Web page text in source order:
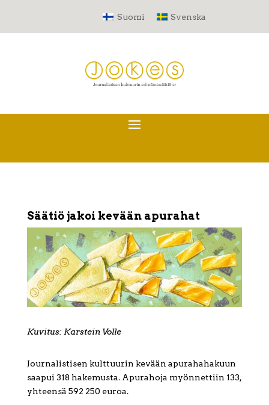
Suomi Svenska
Säätiö jakoi kevään apurahat
Kuvitus: Karstein Volle
Journalistisen kulttuurin kevään apurahahakuun
saapui 318 hakemusta. Apurahoja myönnettiin 133,
yhteensä 592 250 euroa.